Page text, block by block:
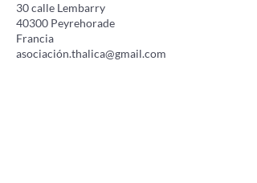
30 calle Lembarry
40300 Peyrehorade
Francia
asociación.thalica@gmail.com